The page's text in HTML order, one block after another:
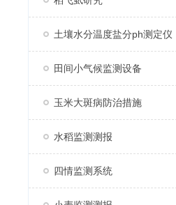
土壤水分温度盐分ph测定仪
田间小气候监测设备
玉米大斑病防治措施
水稻监测测报
四情监测系统